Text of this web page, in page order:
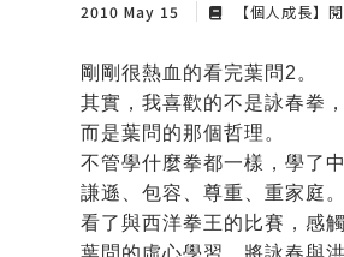
2010 May 15 【個人成長】
剛剛很熱血的看完葉問2。
其實，我喜歡的不是詠春拳，
而是葉問的那個哲理。
不管學什麼拳都一樣，學了
謙遜、包容、尊重、重家庭。
看了與西洋拳王的比賽，感